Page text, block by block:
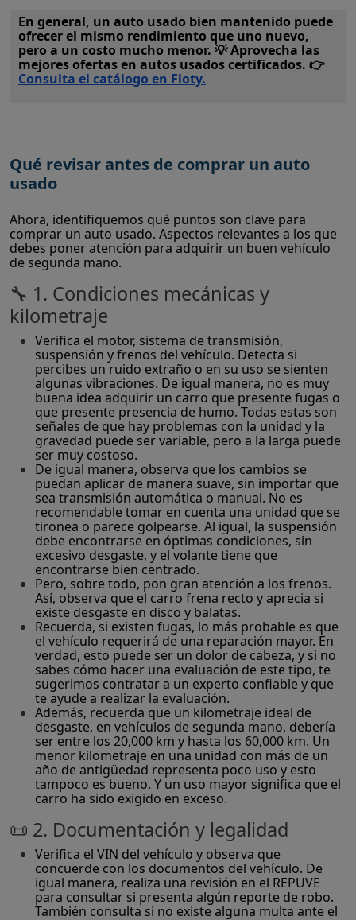
En general, un auto usado bien mantenido puede
ofrecer el mismo rendimiento que uno nuevo,
pero a un costo mucho menor. 💡 Aprovecha las
mejores ofertas en autos usados certificados. 👉
Consulta el catálogo en Floty.
Qué revisar antes de comprar un auto
usado
Ahora, identifiquemos qué puntos son clave para
comprar un auto usado. Aspectos relevantes a los que
debes poner atención para adquirir un buen vehículo
de segunda mano.
🔧 1. Condiciones mecánicas y
kilometraje
Verifica el motor, sistema de transmisión,
suspensión y frenos del vehículo. Detecta si
percibes un ruido extraño o en su uso se sienten
algunas vibraciones. De igual manera, no es muy
buena idea adquirir un carro que presente fugas o
que presente presencia de humo. Todas estas son
señales de que hay problemas con la unidad y la
gravedad puede ser variable, pero a la larga puede
ser muy costoso.
De igual manera, observa que los cambios se
puedan aplicar de manera suave, sin importar que
sea transmisión automática o manual. No es
recomendable tomar en cuenta una unidad que se
tironea o parece golpearse. Al igual, la suspensión
debe encontrarse en óptimas condiciones, sin
excesivo desgaste, y el volante tiene que
encontrarse bien centrado.
Pero, sobre todo, pon gran atención a los frenos.
Así, observa que el carro frena recto y aprecia si
existe desgaste en disco y balatas.
Recuerda, si existen fugas, lo más probable es que
el vehículo requerirá de una reparación mayor. En
verdad, esto puede ser un dolor de cabeza, y si no
sabes cómo hacer una evaluación de este tipo, te
sugerimos contratar a un experto confiable y que
te ayude a realizar la evaluación.
Además, recuerda que un kilometraje ideal de
desgaste, en vehículos de segunda mano, debería
ser entre los 20,000 km y hasta los 60,000 km. Un
menor kilometraje en una unidad con más de un
año de antigüedad representa poco uso y esto
tampoco es bueno. Y un uso mayor significa que el
carro ha sido exigido en exceso.
📜 2. Documentación y legalidad
Verifica el VIN del vehículo y observa que
concuerde con los documentos del vehículo. De
igual manera, realiza una revisión en el REPUVE
para consultar si presenta algún reporte de robo.
También consulta si no existe alguna multa ante el